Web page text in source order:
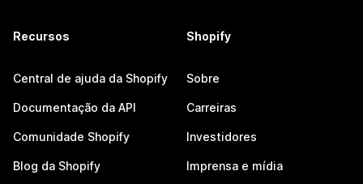
Recursos
Central de ajuda da Shopify
Documentação da API
Comunidade Shopify
Blog da Shopify
Shopify
Sobre
Carreiras
Investidores
Imprensa e mídia